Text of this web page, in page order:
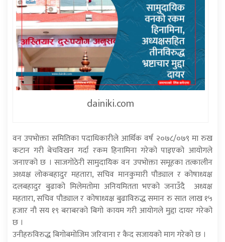
dainiki.com
वन उपभोक्ता समितिका पदाधिकारीले आर्थिक वर्ष २०७८/०७९ मा रुख
कटान गरी बेचविखन गर्दा रकम हिनामिना गरेको पाइएको आयोगले
जनाएको छ । साजगोठेरी सामुदायिक वन उपभोक्ता समूहका तत्कालीन
अध्यक्ष लोकबहादुर महतारा, सचिव मानकुमारी पौड्याल र कोषाध्यक्ष
दलबहादुर बुढाको मिलेमतोमा अनियमितता भएको जनाउँदै अध्यक्ष
महतारा, सचिव पौड्याल र कोषाध्यक्ष बुढाविरुद्ध समान रु सात लाख १५
हजार नौ सय १९ बराबरको बिगो कायम गरी आयोगले मुद्दा दायर गरेको
छ ।
उनीहरुविरुद्ध बिगोबमोजिम जरिवाना र कैद सजायको माग गरेको छ ।